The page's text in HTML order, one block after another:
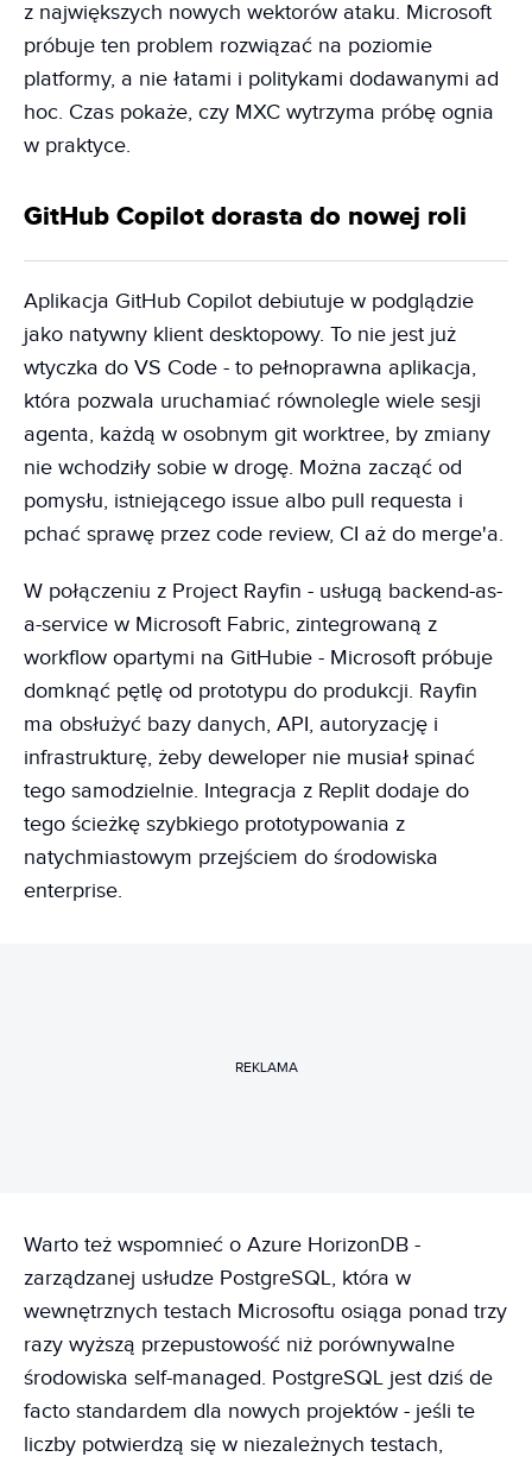
z największych nowych wektorów ataku. Microsoft
próbuje ten problem rozwiązać na poziomie
platformy, a nie łatami i politykami dodawanymi ad
hoc. Czas pokaże, czy MXC wytrzyma próbę ognia
w praktyce.
GitHub Copilot dorasta do nowej roli
Aplikacja GitHub Copilot debiutuje w podglądzie
jako natywny klient desktopowy. To nie jest już
wtyczka do VS Code - to pełnoprawna aplikacja,
która pozwala uruchamiać równolegle wiele sesji
agenta, każdą w osobnym git worktree, by zmiany
nie wchodziły sobie w drogę. Można zacząć od
pomysłu, istniejącego issue albo pull requesta i
pchać sprawę przez code review, CI aż do merge'a.
W połączeniu z Project Rayfin - usługą backend-as-
a-service w Microsoft Fabric, zintegrowaną z
workflow opartymi na GitHubie - Microsoft próbuje
domknąć pętlę od prototypu do produkcji. Rayfin
ma obsłużyć bazy danych, API, autoryzację i
infrastrukturę, żeby deweloper nie musiał spinać
tego samodzielnie. Integracja z Replit dodaje do
tego ścieżkę szybkiego prototypowania z
natychmiastowym przejściem do środowiska
enterprise.
REKLAMA
Warto też wspomnieć o Azure HorizonDB -
zarządzanej usłudze PostgreSQL, która w
wewnętrznych testach Microsoftu osiąga ponad trzy
razy wyższą przepustowość niż porównywalne
środowiska self-managed. PostgreSQL jest dziś de
facto standardem dla nowych projektów - jeśli te
liczby potwierdzą się w niezależnych testach,